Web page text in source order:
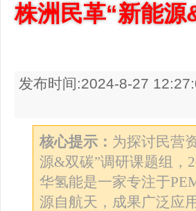
株洲民革“新能源
发布时间:2024-8-27
核心提示： 为探讨民营
源&双碳”调研课题组，
华氢能是一家专注于
源自航天，成果广泛应